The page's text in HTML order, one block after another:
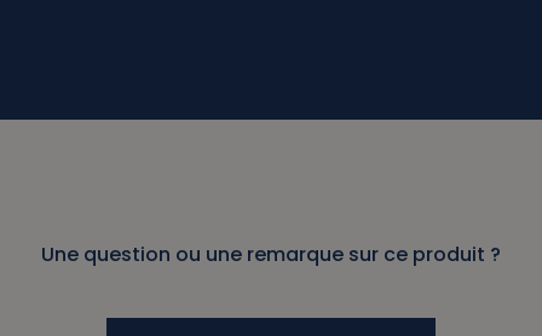
Une question ou une remarque sur ce produit ?